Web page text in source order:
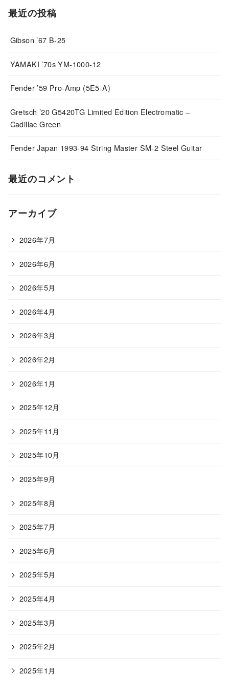
最近の投稿
Gibson ’67 B-25
YAMAKI ’70s YM-1000-12
Fender ’59 Pro-Amp (5E5-A)
Gretsch ’20 G5420TG Limited Edition Electromatic –
Cadillac Green
Fender Japan 1993-94 String Master SM-2 Steel Guitar
最近のコメント
アーカイブ
2026年7月
2026年6月
2026年5月
2026年4月
2026年3月
2026年2月
2026年1月
2025年12月
2025年11月
2025年10月
2025年9月
2025年8月
2025年7月
2025年6月
2025年5月
2025年4月
2025年3月
2025年2月
2025年1月